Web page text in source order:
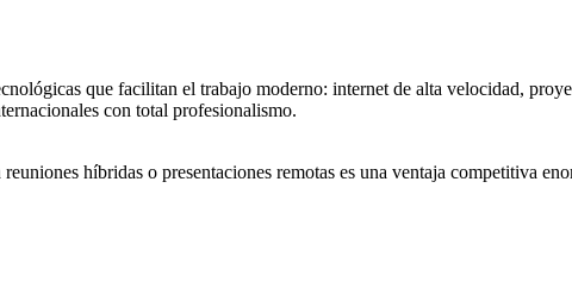
que facilitan el trabajo moderno: internet de alta velocidad,
con total profesionalismo.
híbridas o presentaciones remotas es una ventaja competitiva